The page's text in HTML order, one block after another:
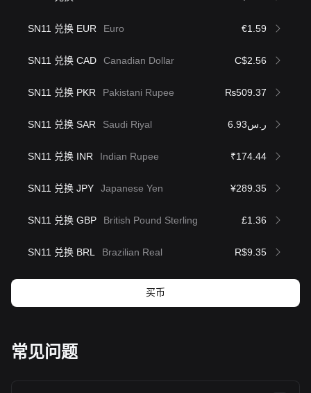
SN11 兑换 EUR Euro €1.59
SN11 兑换 CAD Canadian Dollar C$2.56
SN11 兑换 PKR Pakistani Rupee ₨509.37
SN11 兑换 SAR Saudi Riyal ر.س6.93
SN11 兑换 INR Indian Rupee ₹174.44
SN11 兑换 JPY Japanese Yen ¥289.35
SN11 兑换 GBP British Pound Sterling £1.36
SN11 兑换 BRL Brazilian Real R$9.35
买币
常见问题